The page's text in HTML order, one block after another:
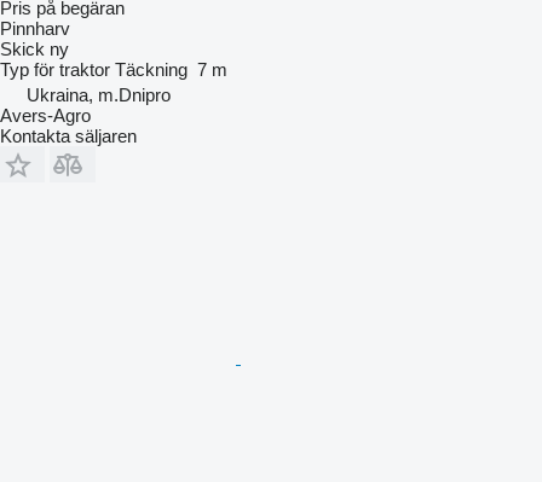
Pris på begäran
Pinnharv
Skick ny
Typ för traktor Täckning 7 m
Ukraina, m.Dnipro
Avers-Agro
Kontakta säljaren